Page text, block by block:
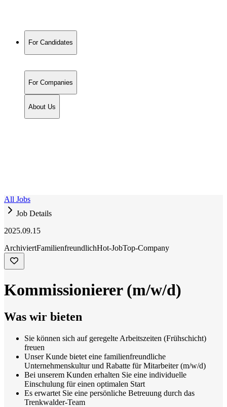
For Candidates
For Companies
About Us
All Jobs
Job Details
2025.09.15
ArchiviertFamilienfreundlichHot-JobTop-Company
Kommissionierer (m/w/d)
Was wir bieten
Sie können sich auf geregelte Arbeitszeiten (Frühschicht)
freuen
Unser Kunde bietet eine familienfreundliche
Unternehmenskultur und Rabatte für Mitarbeiter (m/w/d)
Bei unserem Kunden erhalten Sie eine individuelle
Einschulung für einen optimalen Start
Es erwartet Sie eine persönliche Betreuung durch das
Trenkwalder-Team